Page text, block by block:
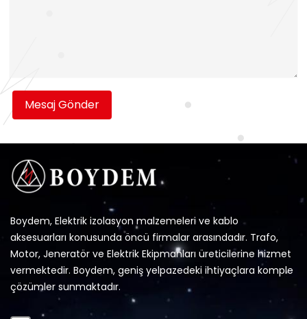
Mesaj Gönder
Boydem, Elektrik izolasyon malzemeleri ve kablo
aksesuarları konusunda öncü firmalar arasındadır. Trafo,
Motor, Jeneratör ve Elektrik Ekipmanları üreticilerine hizmet
vermektedir. Boydem, geniş yelpazedeki ihtiyaçlara komple
çözümler sunmaktadır.